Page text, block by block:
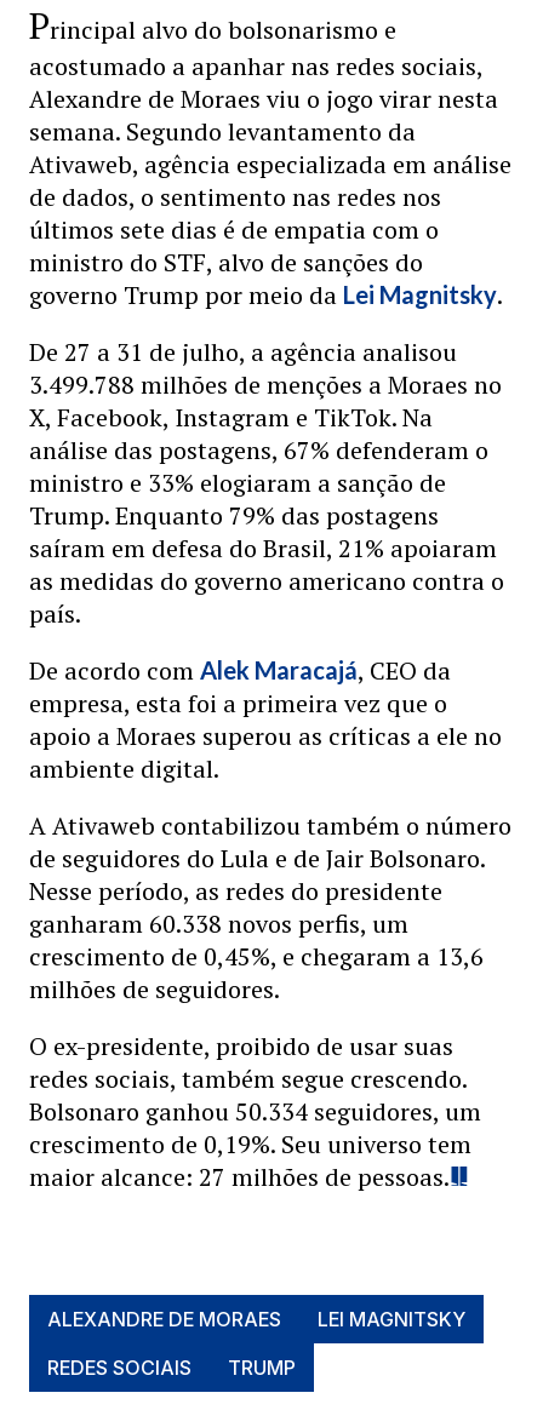
Principal alvo do bolsonarismo e
acostumado a apanhar nas redes sociais,
Alexandre de Moraes viu o jogo virar nesta
semana. Segundo levantamento da
Ativaweb, agência especializada em análise
de dados, o sentimento nas redes nos
últimos sete dias é de empatia com o
ministro do STF, alvo de sanções do
governo Trump por meio da Lei Magnitsky.
De 27 a 31 de julho, a agência analisou
3.499.788 milhões de menções a Moraes no
X, Facebook, Instagram e TikTok. Na
análise das postagens, 67% defenderam o
ministro e 33% elogiaram a sanção de
Trump. Enquanto 79% das postagens
saíram em defesa do Brasil, 21% apoiaram
as medidas do governo americano contra o
país.
De acordo com Alek Maracajá, CEO da
empresa, esta foi a primeira vez que o
apoio a Moraes superou as críticas a ele no
ambiente digital.
A Ativaweb contabilizou também o número
de seguidores do Lula e de Jair Bolsonaro.
Nesse período, as redes do presidente
ganharam 60.338 novos perfis, um
crescimento de 0,45%, e chegaram a 13,6
milhões de seguidores.
O ex-presidente, proibido de usar suas
redes sociais, também segue crescendo.
Bolsonaro ganhou 50.334 seguidores, um
crescimento de 0,19%. Seu universo tem
maior alcance: 27 milhões de pessoas.
ALEXANDRE DE MORAES
LEI MAGNITSKY
REDES SOCIAIS
TRUMP